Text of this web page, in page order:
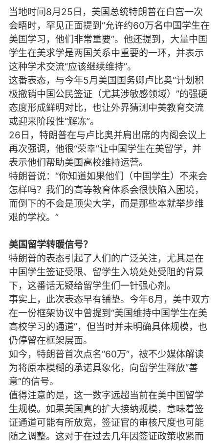
当地时间8月25日，美国总统特朗普在白宫一次
会晤时，罕见正面提到“允许约60万名中国学生在
美国学习，他们非常重要”。他还提到，大量中国
学生在美求学是两国关系中重要的一环，并表示
这种学术交流“应该继续维持”。
这番表态，与今年5月美国国务卿卢比奥“计划积
极撤销中国公民签证（尤其涉敏感领域）”的强硬
态度形成鲜明对比，也让外界猜测中美教育交流
或迎来阶段性“解冻”。
26日，特朗普在与卢比奥并肩出席的内阁会议上
再次强调，他很“荣幸”让中国学生在美留学，并
表示他们帮助美国高校维持运营。
特朗普说：“你知道如果他们（中国学生）不来会
怎样吗？我们的高等教育体系会很快陷入困境，
而倒下的不会是顶尖大学，而是那些本就举步维
艰的学校。”
美国留学转暖信号？
特朗普的表态引起了人们的广泛关注，尤其是在
中国学生签证受限、留学生入境处处受阻的背景
下，这番话无疑给留学生们一针强心剂。
事实上，此次表态早有铺垫。今年6月，美中双方
在一份框架协议中曾提到“美国维持中国学生在美
高校学习的通道”，但当时并未明确具体规模，也
仍停留在框架层面。
如今，特朗普首次点名“60万”，被不少媒体解读
为将原本模糊的承诺具象化，向留学生释放“善
意”的信号。
值得注意的是，这一数字远超当前在美中国留学
生规模。如果美国真的扩大接纳规模，意味着签
证通道可能有所放宽，签证官的审核尺度也可能
随之调整。这对于在过去几年因签证政策收紧而